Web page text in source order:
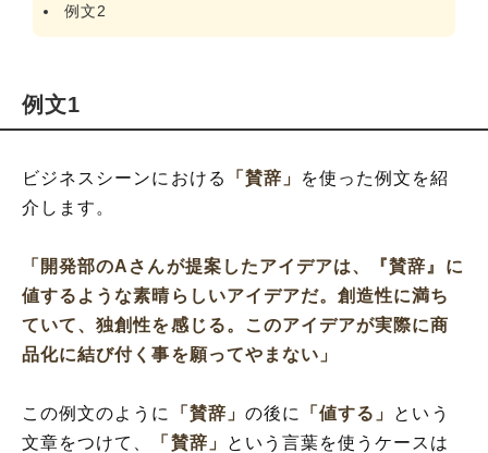
例文2
例文1
ビジネスシーンにおける 「賛辞」
を使った例文を紹
介します。
「開発部のAさんが提案したアイデアは、『賛辞』に
値するような素晴らしいアイデアだ。創造性に満ち
ていて、独創性を感じる。このアイデアが実際に商
品化に結び付く事を願ってやまない」
この例文のように 「賛辞」 の後に 「値する」 という
文章をつけて、
「賛辞」
という言葉を使うケースは